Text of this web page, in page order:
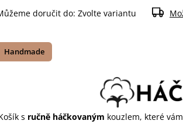
Handmade
s ručně háčkovaným kouzlem, které
doručit do: Zvolte variantu